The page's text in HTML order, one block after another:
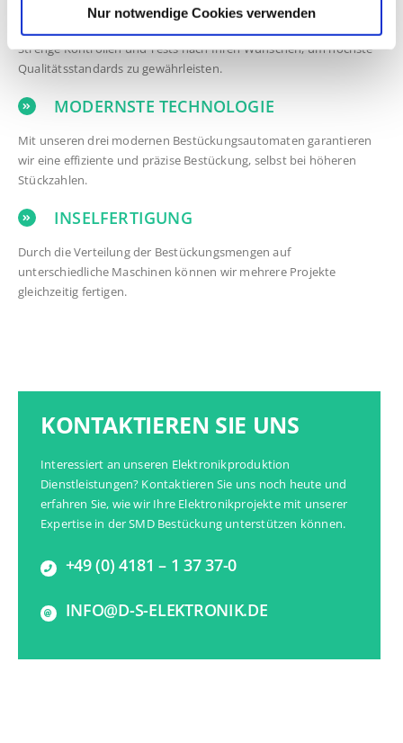
Nur notwendige Cookies verwenden
QUALITÄTSSICHERUNG
Strenge Kontrollen und Tests nach Ihren Wünschen, um höchste
Qualitätsstandards zu gewährleisten.
MODERNSTE TECHNOLOGIE
Mit unseren drei modernen Bestückungsautomaten garantieren
wir eine effiziente und präzise Bestückung, selbst bei höheren
Stückzahlen.
INSELFERTIGUNG
Durch die Verteilung der Bestückungsmengen auf
unterschiedliche Maschinen können wir mehrere Projekte
gleichzeitig fertigen.
KONTAKTIEREN SIE UNS
Interessiert an unseren Elektronikproduktion
Dienstleistungen? Kontaktieren Sie uns noch heute und
erfahren Sie, wie wir Ihre Elektronikprojektemit unserer
Expertise in der SMD Bestückung unterstützen können.
+49 (0) 4181 – 1 37 37-0
INFO@D-S-ELEKTRONIK.DE